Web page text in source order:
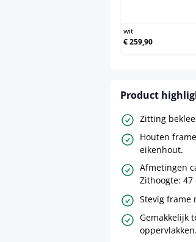
wit
€ 259,90
Product
Zitting
Houten
eikenhout.
Afmetingen
Zithoogte: 47
Stevig frame
Gemakkelijk
oppervlakken.